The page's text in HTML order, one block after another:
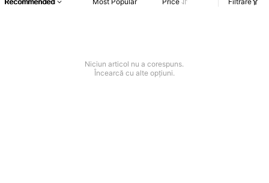
Niciun articol nu a corespuns.
Încearcă cu alte opțiuni.